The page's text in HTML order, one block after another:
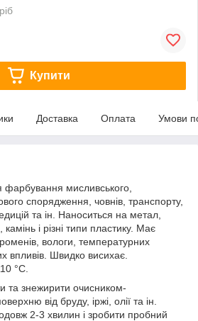
Купити
Доставка Оплата Умови
фарбування мисливського,
спорядження, човнів, транспорту,
та ін. Наноситься на метал,
і різні типи пластику. Має
вологи, температурних
впливів. Швидко висихає.
°C.
та знежирити очисником-
від бруду, іржі, олії та ін.
2-3 хвилин і зробити пробний